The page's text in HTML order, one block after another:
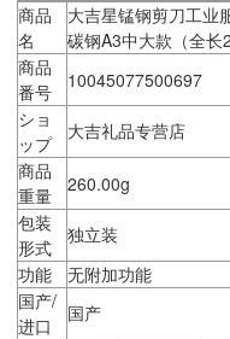
商品
名
大吉星锰钢剪刀工业
碳钢A3中大款（全长
商品
番号
10045077500697
ショ
ップ
大吉礼品专营店
商品
重量
260.00g
包装
形式
独立装
功能
无附加功能
国产/
进口
国产